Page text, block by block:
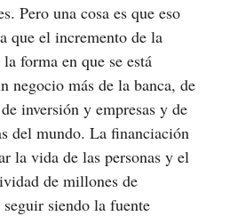
Pero una cosa es que eso
que el incremento de la
forma en que se está
negocio más de la banca, de
inversión y empresas y de
del mundo. La financiación
la vida de las personas y el
de millones de
seguir siendo la fuente